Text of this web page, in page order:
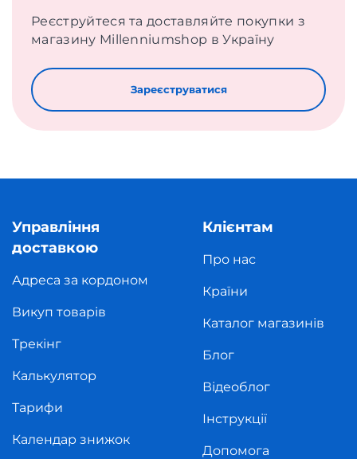
Реєструйтеся та доставляйте покупки з
магазину Millenniumshop в Україну
Зареєструватися
Управління
доставкою
Адреса за кордоном
Викуп товарів
Трекінг
Калькулятор
Тарифи
Календар знижок
Клієнтам
Про нас
Країни
Каталог магазинів
Блог
Відеоблог
Інструкції
Допомога